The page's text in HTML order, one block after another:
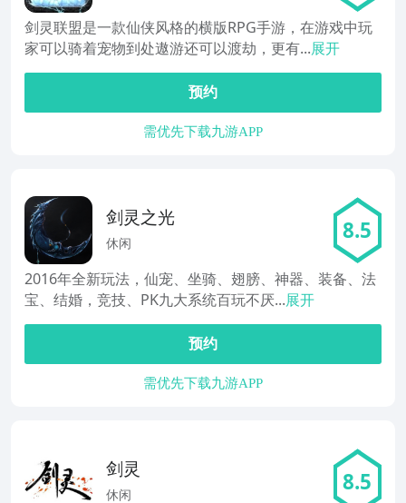
剑灵联盟是一款仙侠风格的横版RPG手游，在游戏中玩
家可以骑着宠物到处遨游还可以渡劫，更有...展开
预约
需优先下载九游APP
剑灵之光
休闲 8.5
2016年全新玩法，仙宠、坐骑、翅膀、神器、装备、法
宝、结婚，竞技、PK九大系统百玩不厌...展开
预约
需优先下载九游APP
剑灵
休闲 8.5